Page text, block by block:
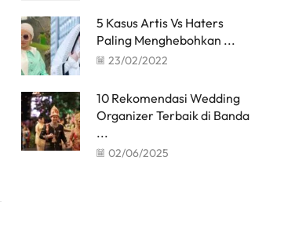
5 Kasus Artis Vs Haters
Paling Menghebohkan ...
23/02/2022
10 Rekomendasi Wedding
Organizer Terbaik di Banda
...
02/06/2025